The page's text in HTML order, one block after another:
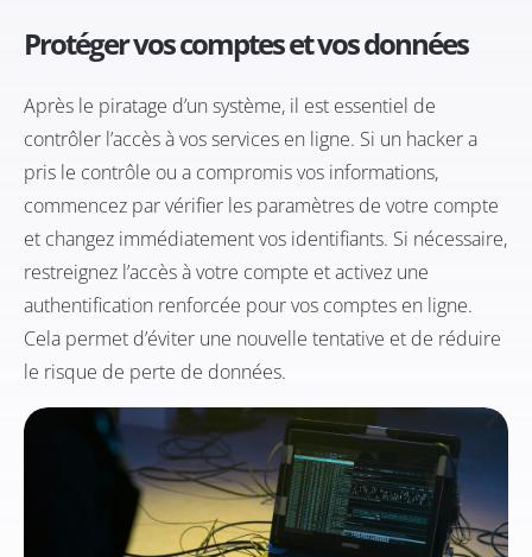
Protéger vos comptes et vos données
Après le piratage d’un système, il est essentiel de
contrôler l’accès à vos services en ligne. Si un hacker a
pris le contrôle ou a compromis vos informations,
commencez par vérifier les paramètres de votre compte
et changez immédiatement vos identifiants. Si nécessaire,
restreignez l’accès à votre compte et activez une
authentification renforcée pour vos comptes en ligne.
Cela permet d’éviter une nouvelle tentative et de réduire
le risque de perte de données.